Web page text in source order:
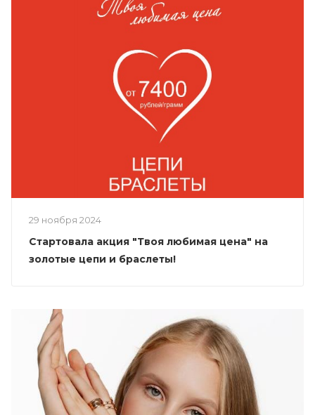
29 ноября 2024
Стартовала акция "Твоя любимая цена" на
золотые цепи и браслеты!